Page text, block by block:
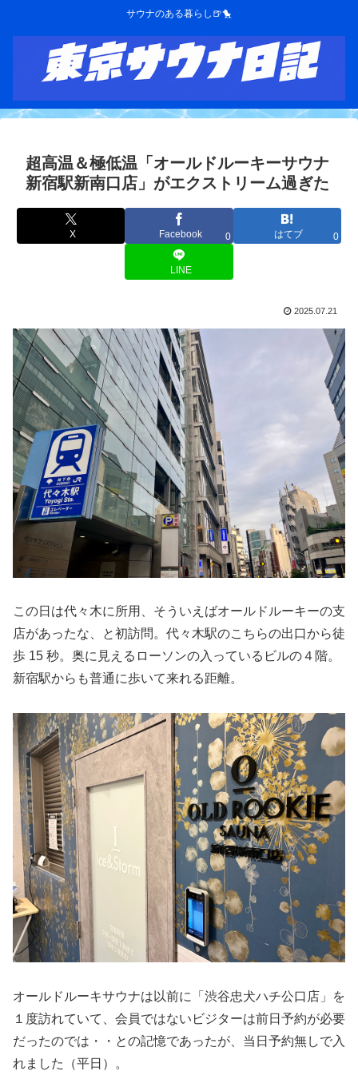
サウナのある暮らし🍺🐤
超高温＆極低温「オールドルーキーサウナ
新宿駅新南口店」がエクストリーム過ぎた
X Facebook 0 はてブ 0
LINE
2025.07.21
この日は代々木に所用、そういえばオールドルーキーの支
店があったな、と初訪問。代々木駅のこちらの出口から徒
歩 15 秒。奥に見えるローソンの入っているビルの４階。
新宿駅からも普通に歩いて来れる距離。
オールドルーキサウナは以前に「渋谷忠犬ハチ公口店」を
１度訪れていて、会員ではないビジターは前日予約が必要
だったのでは・・との記憶であったが、当日予約無しで入
れました（平日）。